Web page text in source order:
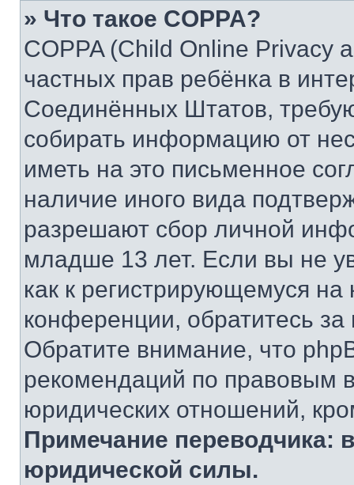
» Что такое COPPA?
COPPA (Child Online Privacy
частных прав ребёнка в
Соединённых Штатов,
собирать информацию от
иметь на это письменное
наличие иного вида
разрешают сбор личной
младше 13 лет. Если вы не
как к регистрирующемуся
конференции, обратитесь
Обратите внимание, что
рекомендаций по правовым
юридических отношений,
Примечание переводчика:
юридической силы.